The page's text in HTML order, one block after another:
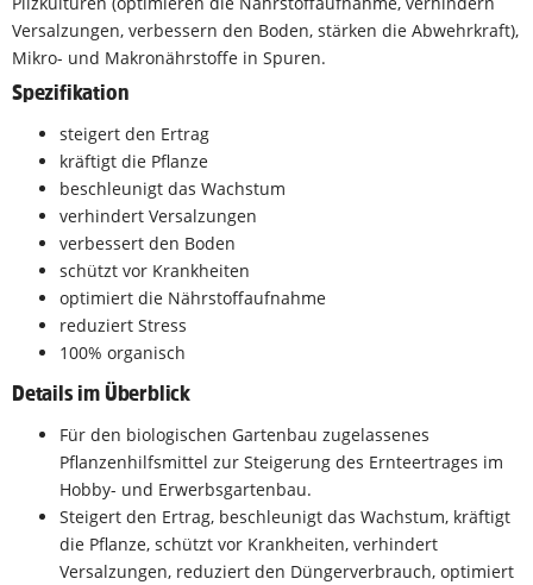
Versalzungen, verbessern den Boden, stärken die Abwehrkraft),
Mikro- und Makronährstoffe in Spuren.
Spezifikation
steigert den Ertrag
kräftigt die Pflanze
beschleunigt das Wachstum
verhindert Versalzungen
verbessert den Boden
schützt vor Krankheiten
optimiert die Nährstoffaufnahme
reduziert Stress
100% organisch
Details im Überblick
Für den biologischen Gartenbau zugelassenes
Pflanzenhilfsmittel zur Steigerung des Ernteertrages im
Hobby- und Erwerbsgartenbau.
Steigert den Ertrag, beschleunigt das Wachstum, kräftigt
die Pflanze, schützt vor Krankheiten, verhindert
Versalzungen, reduziert den Düngerverbrauch, optimiert